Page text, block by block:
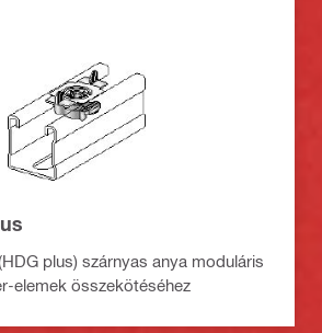
plus) szárnyas anya moduláris
elemek összekötéséhez